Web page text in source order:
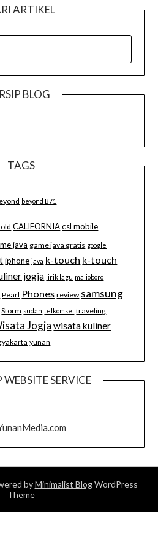
ARTIKEL
BLOG
TAGS
beyond B71
CALIFORNIA csl mobile
java game java gratis google
iphone java k-touch k-touch
jogja lirik lagu malioboro
Pearl Phones review samsung
Storm sudah telkomsel traveling
Jogja wisata kuliner
yunan
WEBSITE SERVICE
byMinimalist BlogWordPress
Theme